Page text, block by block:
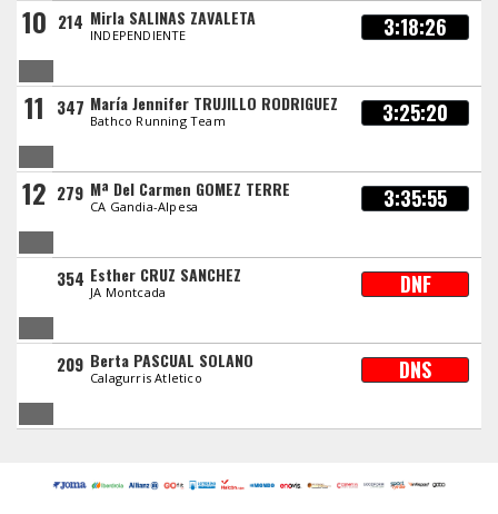
10 214 Mirla SALINAS ZAVALETA
INDEPENDIENTE 3:18:26
11 347 María Jennifer TRUJILLO RODRIGUEZ
Bathco Running Team 3:25:20
12 279 Mª Del Carmen GOMEZ TERRE
CA Gandia-Alpesa 3:35:55
354 Esther CRUZ SANCHEZ
JA Montcada DNF
209 Berta PASCUAL SOLANO
Calagurris Atletico DNS